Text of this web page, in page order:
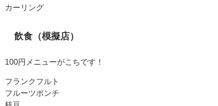
カーリング
飲食（模擬店）
100円メニューがこちです！
フランクフルト
フルーツポンチ